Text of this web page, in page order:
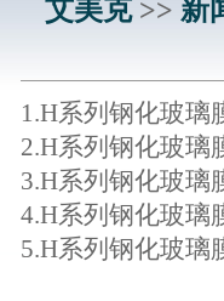
艾美克>> 新
1.H系列钢化玻璃
2.H系列钢化玻璃
3.H系列钢化玻璃
4.H系列钢化玻璃
5.H系列钢化玻璃